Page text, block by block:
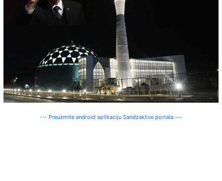
--- Preuzmite android aplikaciju Sandzaklive portala ---